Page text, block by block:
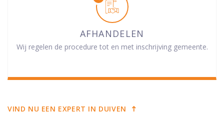
AFHANDELEN
Wij regelen de procedure tot en met inschrijving gemeente.
VIND NU EEN EXPERT IN DUIVEN